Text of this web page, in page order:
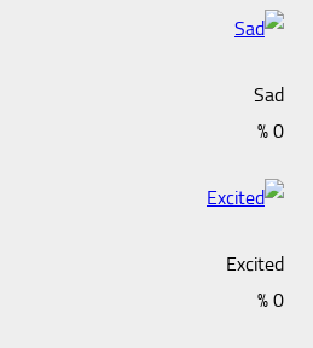
Sad
0
%
Excited
0
%